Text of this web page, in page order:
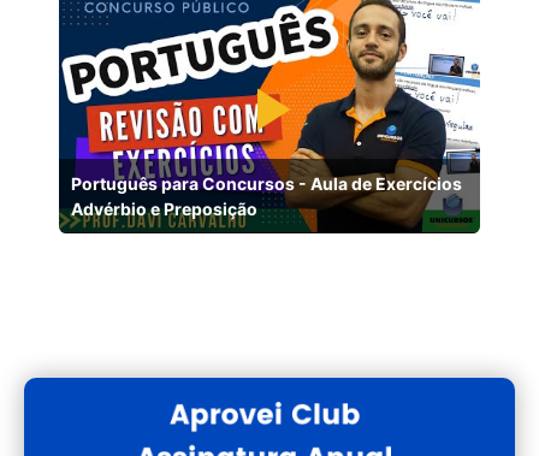
Português para Concursos - Aula de Exercícios
Advérbio e Preposição